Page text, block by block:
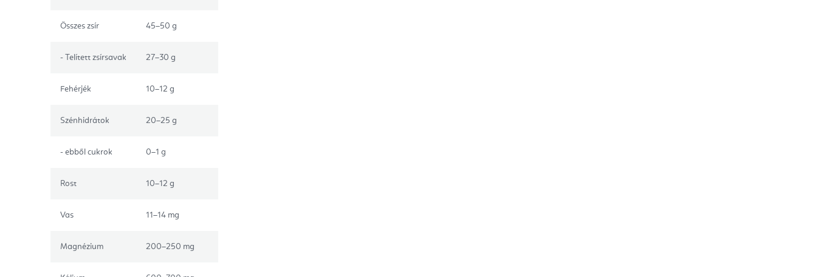
Összes zsír 45–50 g
- Telített zsírsavak 27–30 g
Fehérjék 10–12 g
Szénhidrátok 20–25 g
- ebből cukrok 0–1 g
Rost 10–12 g
Vas 11–14 mg
Magnézium 200–250 mg